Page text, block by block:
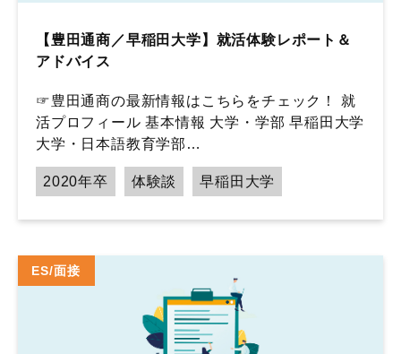
【豊田通商／早稲田大学】就活体験レポート＆
アドバイス
☞豊田通商の最新情報はこちらをチェック！ 就
活プロフィール 基本情報 大学・学部 早稲田大学
大学・日本語教育学部…
2020年卒 体験談 早稲田大学
ES/面接